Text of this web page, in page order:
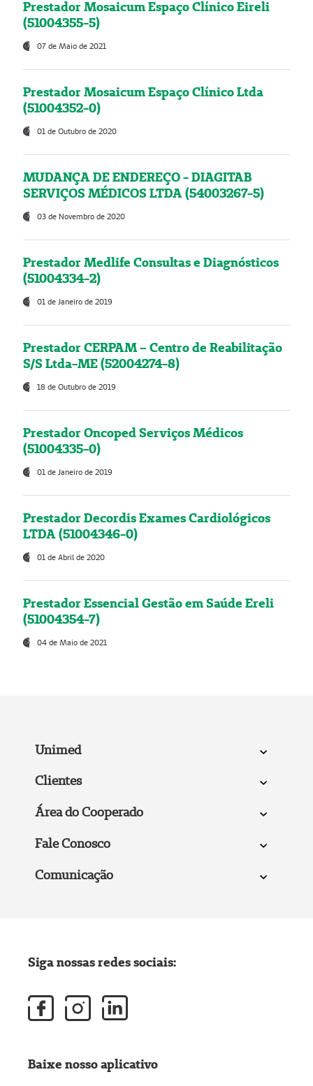
Prestador Mosaicum Espaço Clínico Eireli
(51004355-5)
07 de Maio de 2021
Prestador Mosaicum Espaço Clínico Ltda
(51004352-0)
01 de Outubro de 2020
MUDANÇA DE ENDEREÇO - DIAGITAB
SERVIÇOS MÉDICOS LTDA (54003267-5)
03 de Novembro de 2020
Prestador Medlife Consultas e Diagnósticos
(51004334-2)
01 de Janeiro de 2019
Prestador CERPAM – Centro de Reabilitação
S/S Ltda-ME (52004274-8)
18 de Outubro de 2019
Prestador Oncoped Serviços Médicos
(51004335-0)
01 de Janeiro de 2019
Prestador Decordis Exames Cardiológicos
LTDA (51004346-0)
01 de Abril de 2020
Prestador Essencial Gestão em Saúde Ereli
(51004354-7)
04 de Maio de 2021
Unimed
Clientes
Área do Cooperado
Fale Conosco
Comunicação
Siga nossas redes sociais:
Baixe nosso aplicativo